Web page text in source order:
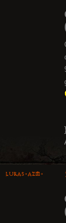
lukas-azm-